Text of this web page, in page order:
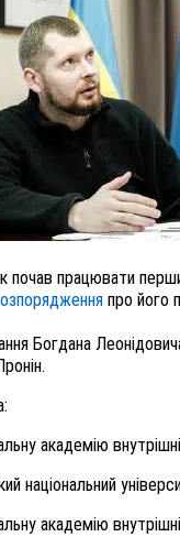
почав працювати
про його
Богдана
академію
національний
академію
РОЗШУКУЄ 62-